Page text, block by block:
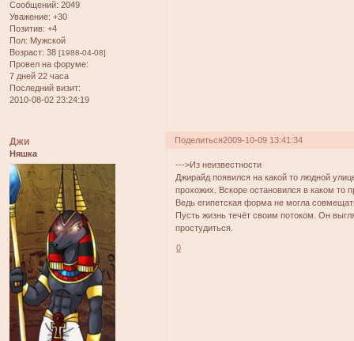
Сообщений: 2049
Уважение: +30
Позитив: +4
Пол: Мужской
Возраст: 38 [1988-04-08]
Провел на форуме:
7 дней 22 часа
Последний визит:
2010-08-02 23:24:19
Поделиться2009-10-09 13:41:34
Джи
Няшка
--->Из неизвестности
Джирайд появился на какой то людной
прохожих. Вскоре остановился в каком то
Ведь египетская форма не могла
Пусть жизнь течёт своим потоком. Он
простудиться.
0